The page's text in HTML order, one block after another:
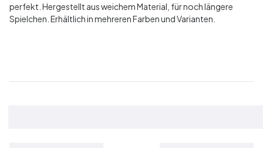
perfekt. Hergestellt aus weichem Material, für noch längere
Spielchen. Erhältlich in mehreren Farben und Varianten.